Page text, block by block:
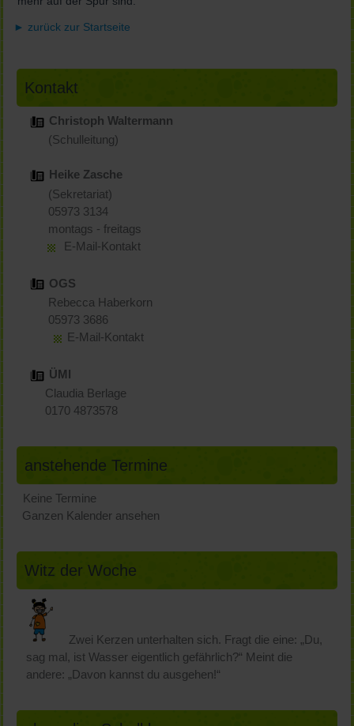
► zurück zur Startseite
Kontakt
Christoph Waltermann
(Schulleitung)
Heike Zasche
(Sekretariat)
05973 3134
montags - freitags
E-Mail-Kontakt
OGS
Rebecca Haberkorn
05973 3686
E-Mail-Kontakt
ÜMI
Claudia Berlage
0170 4873578
anstehende Termine
Keine Termine
Ganzen Kalender ansehen
Witz der Woche
Zwei Kerzen unterhalten sich. Fragt die eine: „Du,
sag mal, ist Wasser eigentlich gefährlich?“ Meint die
andere: „Davon kannst du ausgehen!“